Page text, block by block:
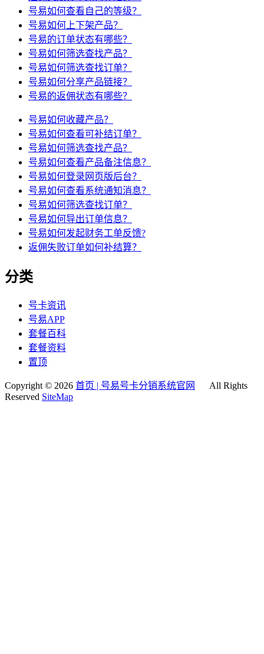
号易如何查看自己的等级？
号易如何上下架产品？
号易的订单状态有哪些？
号易如何筛选查找产品？
号易如何筛选查找订单？
号易如何分享产品链接？
号易的返佣状态有哪些？
号易如何收藏产品？
号易如何查看可补结订单？
号易如何筛选查找产品？
号易如何查看产品备注信息？
号易如何登录网页版后台？
号易如何查看系统通知消息？
号易如何筛选查找订单？
号易如何导出订单信息？
号易如何发起财务工单反馈?
返佣失败订单如何补结算？
分类
号卡资讯
号易APP
套餐百科
套餐资料
置顶
Copyright © 2026 首页 | 号易号卡分销系统官网
All Rights
Reserved SiteMap